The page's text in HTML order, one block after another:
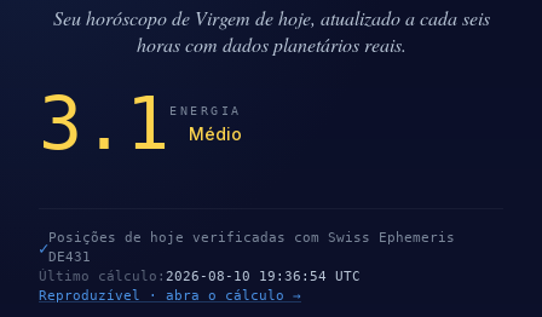
Seu horóscopo de Virgem de hoje, atualizado a cada seis
horas com dados planetários reais.
3.1 ENERGIA
Médio
✓
Posições de hoje verificadas com Swiss Ephemeris
DE431
Último cálculo : 2026-08-10 19:36:54 UTC
Reproduzível · abra o cálculo →